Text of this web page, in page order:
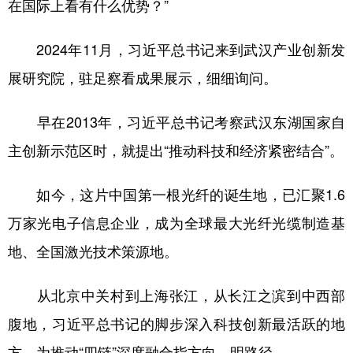
在国际上看有什么优势？”
2024年11月，习近平总书记来到武汉产业创新发
展研究院，驻足察看成果展示，细细询问。
早在2013年，习近平总书记考察武汉东湖国家自
主创新示范区时，就提出“推动科技和经济紧密结合”。
如今，这片中国第一根光纤的诞生地，已汇聚1.6
万家光电子信息企业，成为全球最大光纤光缆制造基
地、全国激光技术策源地。
从北京中关村到上海张江，从长江之滨到中西部
腹地，习近平总书记的脚步深入科技创新最活跃的地